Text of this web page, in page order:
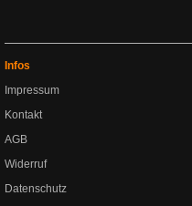
Infos
Impressum
Kontakt
AGB
Widerruf
Datenschutz